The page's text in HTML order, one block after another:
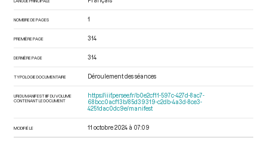
NOMBRE DE PAGES 1
PREMIÈRE PAGE 314
DERNIÈRE PAGE 314
TYPOLOGIE DOCUMENTAIRE Déroulement des séances
URI DU MANIFEST IIIF DU VOLUME
CONTENANT LE DOCUMENT
https://iiif.persee.fr/b0e2cf11-597c-427d-8ac7-
68bcc0acf13b/85d39319-c2db-4a3d-8ce3-
4251dac0dc9e/manifest
MODIFIÉ LE 11 octobre 2024 à 07:09